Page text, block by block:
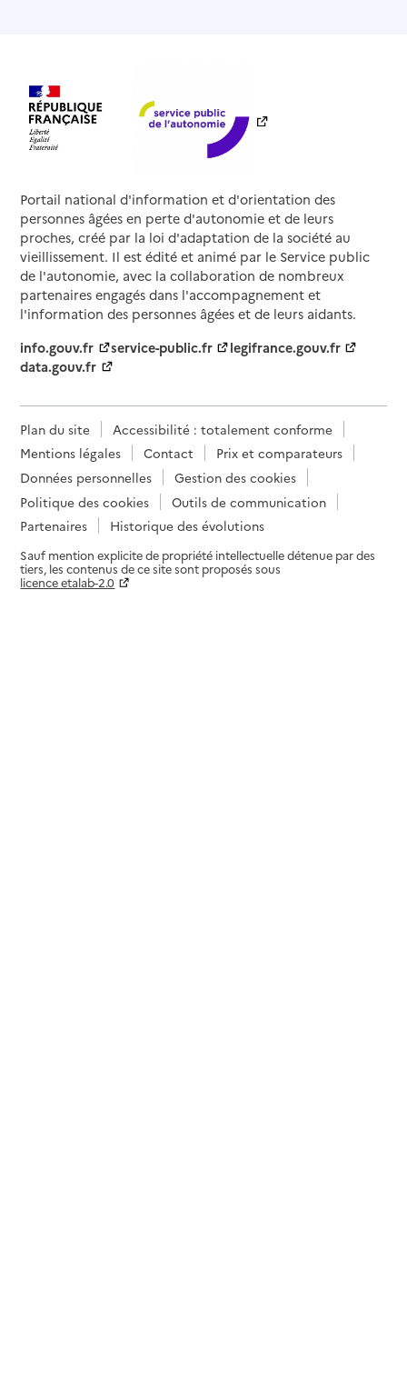
Portail national d'information et d'orientation des
personnes âgées en perte d'autonomie et de leurs
proches, créé par la loi d'adaptation de la société au
vieillissement. Il est édité et animé par le Service public
de l'autonomie, avec la collaboration de nombreux
partenaires engagés dans l'accompagnement et
l'information des personnes âgées et de leurs aidants.
info.gouv.fr
service-public.fr
legifrance.gouv.fr
data.gouv.fr
Plan du site
Accessibilité : totalement conforme
Mentions légales
Contact
Prix et comparateurs
Données personnelles
Gestion des cookies
Politique des cookies
Outils de communication
Partenaires
Historique des évolutions
Sauf mention explicite de propriété intellectuelle détenue par des
tiers, les contenus de ce site sont proposés sous
licence etalab-2.0